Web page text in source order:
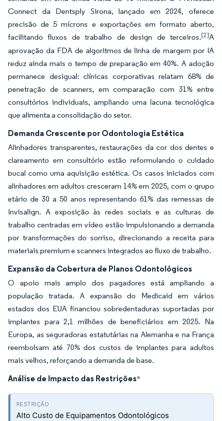
Connect da Dentsply Sirona, lançado em 2024, oferece
precisão de 5 mícrons e exportações em formato aberto,
facilitando fluxos de trabalho de design de terceiros.[2]A
aprovação da FDA de algoritmos de linha de margem por IA
reduz ainda mais o tempo de preparação em 40%. A adoção
permanece desigual: clínicas corporativas relatam 68% de
penetração de scanners, em comparação com 31% entre
consultórios individuais, ampliando uma lacuna tecnológica
que alimenta a consolidação do setor.
Demanda Crescente por Odontologia Estética
Alinhadores transparentes, restaurações da cor dos dentes e
clareamento em consultório estão reformulando o cuidado
bucal como uma aquisição estética. Os casos iniciados com
alinhadores em adultos cresceram 14% em 2025, com o grupo
etário de 30 a 50 anos representando 61% das remessas de
Invisalign. A exposição às redes sociais e as culturas de
trabalho centradas em vídeo estão impulsionando a demanda
por transformações do sorriso, direcionando a receita para
materiais premium e scanners integrados ao fluxo de trabalho.
Expansão da Cobertura de Planos Odontológicos
O apoio mais amplo dos pagadores está ampliando a
população tratada. A expansão do Medicaid em vários
estados dos EUA financiou sobredentaduras suportadas por
implantes para 2,1 milhões de beneficiários em 2025. Na
Europa, as seguradoras estatutárias na Alemanha e na França
reembolsam até 70% dos custos de implantes para adultos
mais velhos, reforçando a demanda de base.
Análise de Impacto das Restrições*
Alto Custo de Equipamentos Odontológicos